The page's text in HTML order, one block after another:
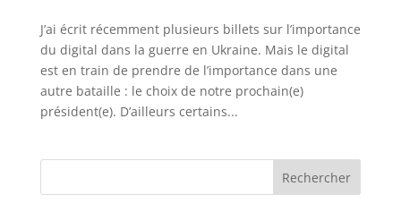
J’ai écrit récemment plusieurs billets sur l’importance
du digital dans la guerre en Ukraine. Mais le digital
est en train de prendre de l’importance dans une
autre bataille : le choix de notre prochain(e)
président(e). D’ailleurs certains...
Rechercher